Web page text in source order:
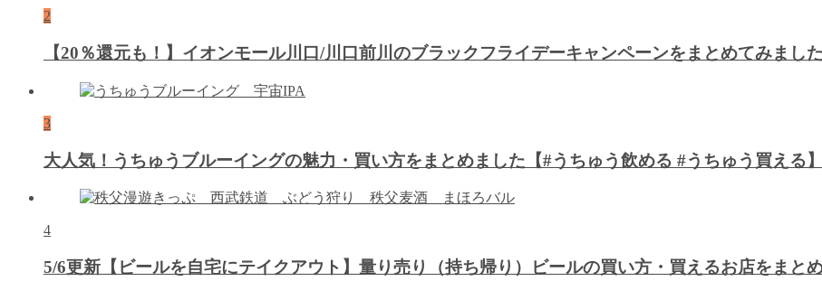
2
【20％還元も！】イオンモール川口/川口前川のブラックフライデーキャンペーンをまとめてみまし
3
大人気！うちゅうブルーイングの魅力・買い方をまとめました【#うちゅう飲める #うちゅう買える】
4
5/6更新【ビールを自宅にテイクアウト】量り売り（持ち帰り）ビールの買い方・買えるお店をまと